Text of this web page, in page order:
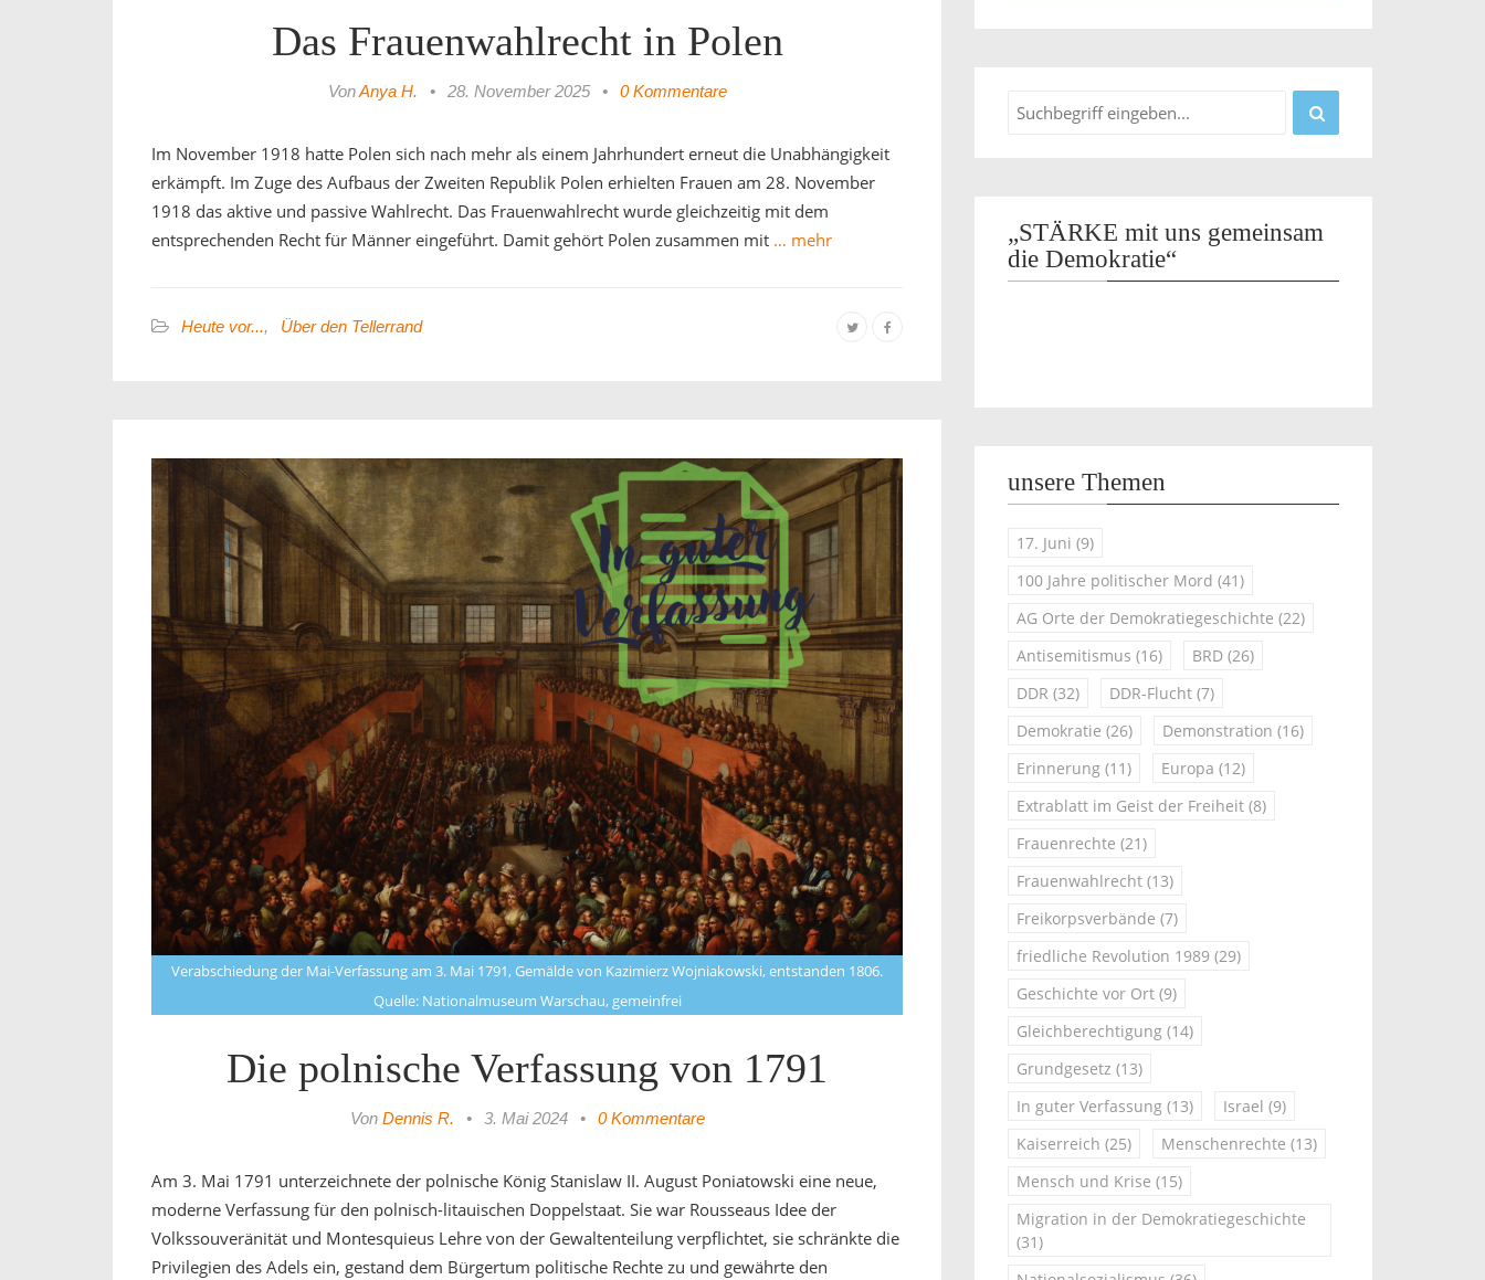
Das Frauenwahlrecht in Polen
VonAnya H. • 28. November 2025 • 0 Kommentare
Im November 1918 hatte Polen sich nach mehr als einem Jahrhundert erneut die Unabhängigkeit
erkämpft. Im Zuge des Aufbaus der Zweiten Republik Polen erhielten Frauen am 28. November
1918 das aktive und passive Wahlrecht. Das Frauenwahlrecht wurde gleichzeitig mit dem
entsprechenden Recht für Männer eingeführt. Damit gehört Polen zusammen mit … mehr
Heute vor..., Über den Tellerrand
Verabschiedung der Mai-Verfassung am 3. Mai 1791, Gemälde von Kazimierz Wojniakowski, entstanden 1806.
Quelle: Nationalmuseum Warschau, gemeinfrei
Die polnische Verfassung von 1791
Von Dennis R. • 3. Mai 2024 • 0 Kommentare
Am 3. Mai 1791 unterzeichnete der polnische König Stanislaw II. August Poniatowski eine neue,
moderne Verfassung für den polnisch-litauischen Doppelstaat. Sie war Rousseaus Idee der
Volkssouveränität und Montesquieus Lehre von der Gewaltenteilung verpflichtet, sie schränkte die
Privilegien des Adels ein, gestand dem Bürgertum politische Rechte zu und gewährte den
„STÄRKE mit uns gemeinsam
die Demokratie“
unsere Themen
17. Juni (9)
100 Jahre politischer Mord (41)
AG Orte der Demokratiegeschichte (22)
Antisemitismus (16) BRD (26)
DDR (32) DDR-Flucht (7)
Demokratie (26) Demonstration (16)
Erinnerung (11) Europa (12)
Extrablatt im Geist der Freiheit (8)
Frauenrechte (21)
Frauenwahlrecht (13)
Freikorpsverbände (7)
friedliche Revolution 1989 (29)
Geschichte vor Ort (9)
Gleichberechtigung (14)
Grundgesetz (13)
In guter Verfassung (13) Israel (9)
Kaiserreich (25) Menschenrechte (13)
Mensch und Krise (15)
Migration in der Demokratiegeschichte
(31)